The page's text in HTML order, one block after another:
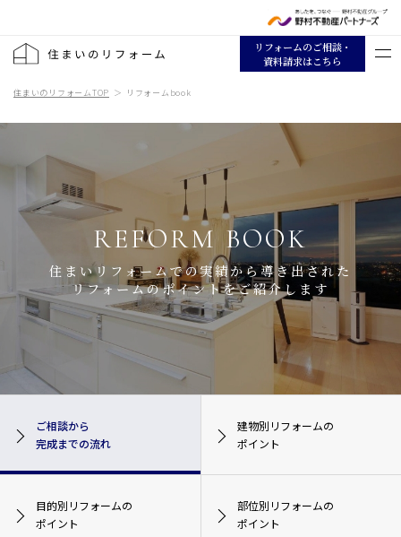
リフォームのご相談・
資料請求はこちら
住まいのリフォームTOP リフォームbook
REFORM BOOK
住まいリフォームでの実績から導き出された
リフォームのポイントをご紹介します
ご相談から
完成までの流れ
建物別リフォームの
ポイント
目的別リフォームの
ポイント
部位別リフォームの
ポイント